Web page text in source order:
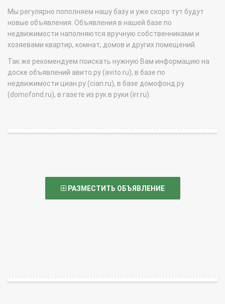
Мы регулярно пополняем нашу базу и уже скоро тут будут
новые объявления. Объявления в нашей базе по
недвижимости наполняются вручную собственниками и
хозяевами квартир, комнат, домов и других помещений.
Так же рекомендуем поискать нужную Вам информацию на
доске объявлений авито.ру (avito.ru), в базе по
недвижимости циан.ру (cian.ru), в базе домофонд.ру
(domofond.ru), в газете из рук в руки (irr.ru).
РАЗМЕСТИТЬ ОБЪЯВЛЕНИЕ